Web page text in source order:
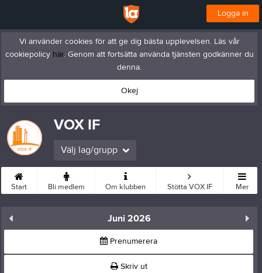
Logga in
Vi använder cookies för att ge dig bästa upplevelsen. Läs vår
cookiepolicy här. Genom att fortsätta använda tjänsten godkänner du
denna.
Okej
VOX IF
Välj lag/grupp
Start Bli medlem Om klubben Stötta VOX IF Mer
Juni 2026
Prenumerera
Skriv ut